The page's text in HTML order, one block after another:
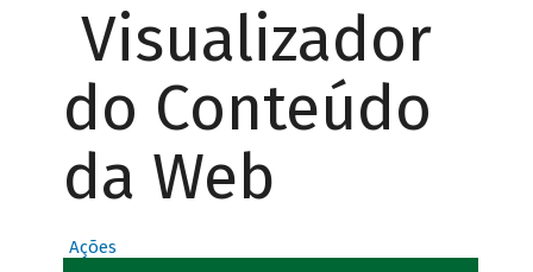
Visualizador
do Conteúdo
da Web
Ações